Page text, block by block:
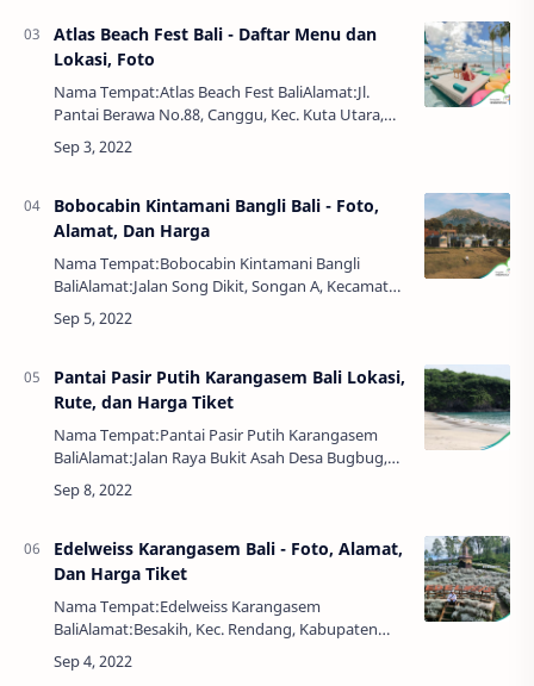
Atlas Beach Fest Bali - Daftar Menu dan
Lokasi, Foto
Nama Tempat:Atlas Beach Fest BaliAlamat:Jl.
Pantai Berawa No.88, Canggu, Kec. Kuta Utara,
Kabupaten Badung, Bali 80361Harga Tiket:Rp.
150.000 - Rp. 15.000.000Jam Buka:10.00 - 00.00…
Bobocabin Kintamani Bangli Bali - Foto,
Alamat, Dan Harga
Nama Tempat:Bobocabin Kintamani Bangli
BaliAlamat:Jalan Song Dikit, Songan A, Kecamatan
Kintamani, Kabupaten Bangli, BaliJam:Chek In
14.00 WIBChek Out 12.00 WIBHarga
Pantai Pasir Putih Karangasem Bali Lokasi,
Rute, dan Harga Tiket
Nama Tempat:Pantai Pasir Putih Karangasem
BaliAlamat:Jalan Raya Bukit Asah Desa Bugbug,
Karangasem, BaliJam Buka:24 JamHarga Tiket:Rp.
10.000,00Objek wisata pantai pasir putih di p…
Edelweiss Karangasem Bali - Foto, Alamat,
Dan Harga Tiket
Nama Tempat:Edelweiss Karangasem
BaliAlamat:Besakih, Kec. Rendang, Kabupaten
Karangasem, Bali 80863Jam Buka:08.00 - 18.00
WIBHarga Tiket:Rp. 10.000,00Terasa aneh sih, tapi